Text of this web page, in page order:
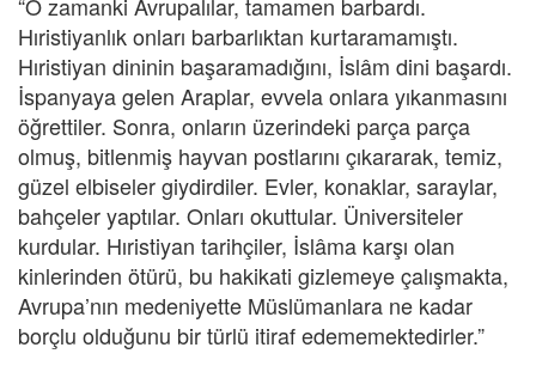
Hıristiyanlık onları barbarlıktan kurtaramamıştı.
Hıristiyan dininin başaramadığını, İslâm dini başardı.
İspanyaya gelen Araplar, evvela onlara yıkanmasını
öğrettiler. Sonra, onların üzerindeki parça parça
olmuş, bitlenmiş hayvan postlarını çıkararak, temiz,
güzel elbiseler giydirdiler. Evler, konaklar, saraylar,
bahçeler yaptılar. Onları okuttular. Üniversiteler
kurdular. Hıristiyan tarihçiler, İslâma karşı olan
kinlerinden ötürü, bu hakikati gizlemeye çalışmakta,
Avrupa’nın medeniyette Müslümanlara ne kadar
borçlu olduğunu bir türlü itiraf edememektedirler.”